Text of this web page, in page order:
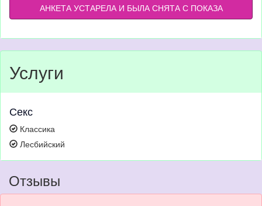
АНКЕТА УСТАРЕЛА И БЫЛА СНЯТА С ПОКАЗА
Услуги
Секс
Классика
Лесбийский
Отзывы